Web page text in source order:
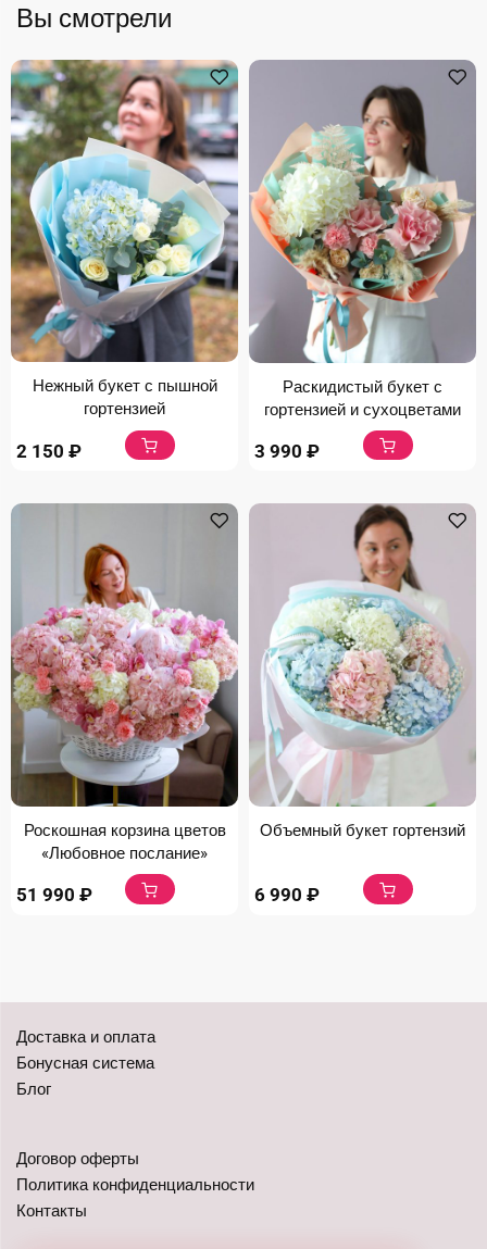
Вы смотрели
Нежный букет с пышной
гортензией
2 150 ₽
Раскидистый букет с
гортензией и сухоцветами
3 990 ₽
Роскошная корзина цветов
«Любовное послание»
51 990 ₽
Объемный букет гортензий
6 990 ₽
Доставка и оплата
Бонусная система
Блог
Договор оферты
Политика конфиденциальности
Контакты